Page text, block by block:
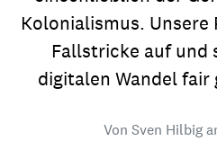
Kolonialismus.
Fallstricke auf und
digitalen Wandel
Von Sven Hilbig